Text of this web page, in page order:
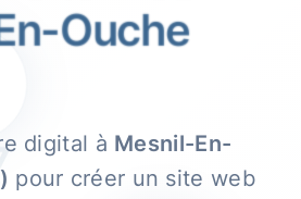
Ouche
digital à Mesnil-En-
pour créer un site web